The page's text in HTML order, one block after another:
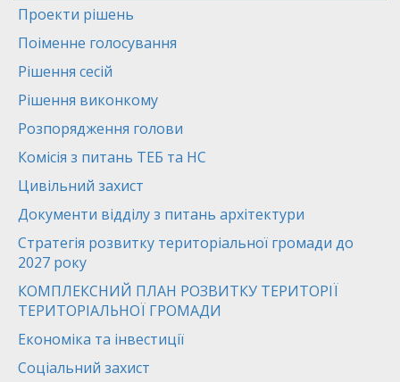
Проекти рішень
Поіменне голосування
Рішення сесій
Рішення виконкому
Розпорядження голови
Комісія з питань ТЕБ та НС
Цивільний захист
Документи відділу з питань архітектури
Стратегія розвитку територіальної громади до
2027 року
КОМПЛЕКСНИЙ ПЛАН РОЗВИТКУ ТЕРИТОРІЇ
ТЕРИТОРІАЛЬНОЇ ГРОМАДИ
Економіка та інвестиції
Соціальний захист